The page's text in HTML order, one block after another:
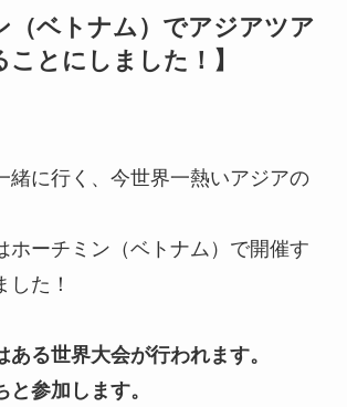
（ベトナム）でアジアツア
ことにしました！】
緒に行く、今世界一熱いアジアの
ホーチミン（ベトナム）で開催す
した！
ある世界大会が行われます。
参加します。